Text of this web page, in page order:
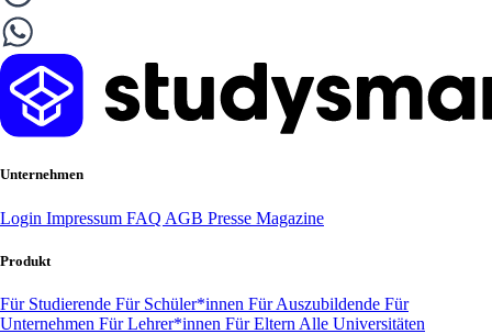
Unternehmen
Login Impressum FAQ AGB Presse Magazine
Produkt
Für Studierende Für Schüler*innen Für Auszubildende Für
Unternehmen Für Lehrer*innen Für Eltern Alle Universitäten